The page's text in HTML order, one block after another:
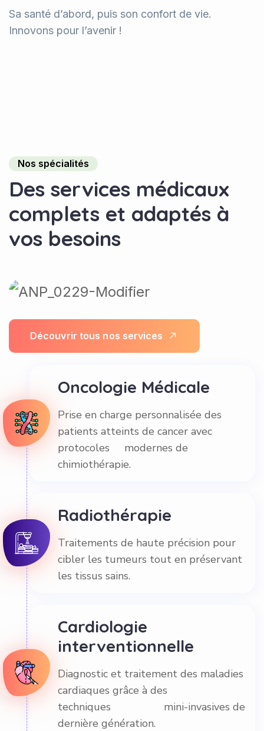
Sa santé d’abord, puis son confort de vie.
Innovons pour l’avenir !
Nos spécialités
Des services médicaux
complets et adaptés à
vos besoins
Découvrir tous nos services
Oncologie Médicale
Prise en charge personnalisée des
patients atteints de cancer avec
protocoles modernes de
chimiothérapie.
Radiothérapie
Traitements de haute précision pour
cibler les tumeurs tout en préservant
les tissus sains.
Cardiologie
interventionnelle
Diagnostic et traitement des maladies
cardiaques grâce à des
techniques mini-invasives de
dernière génération.